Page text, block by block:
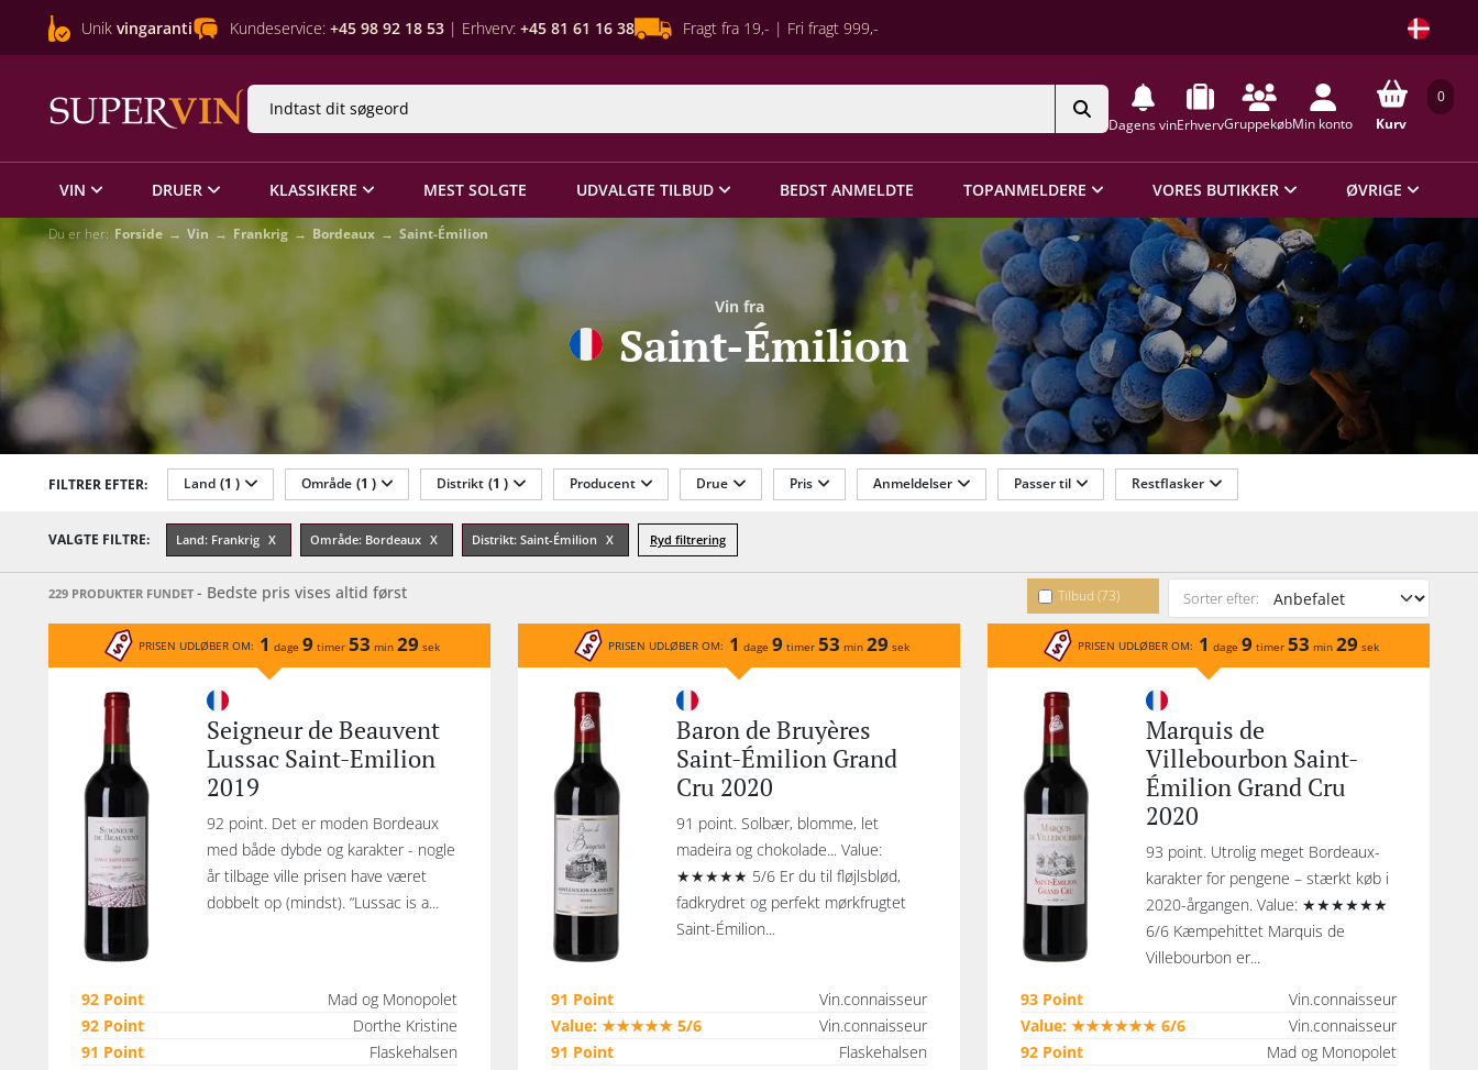
Unik vingaranti Kundeservice: +45 98 92 18 53 | Erhverv: +45 81 61 16 38 Fragt fra 19,- | Fri fragt 999,-
Dagens vinErhvervGruppekøbMin konto
0
Kurv
VIN DRUER KLASSIKERE MEST SOLGTE UDVALGTE TILBUD BEDST ANMELDTE TOPANMELDERE VORES BUTIKKER ØVRIGE
Du er her: Forside Vin Frankrig Bordeaux Saint-Émilion
Vin fra
Saint-Émilion
FILTRER EFTER: Land (1 ) Område (1 ) Distrikt (1 ) Producent Drue Pris Anmeldelser Passer til Restflasker
Alkohol-% Årgang Sødmegrad Tannin Økologisk
VALGTE FILTRE: Land: Frankrig Område: Bordeaux Distrikt: Saint-Émilion Ryd filtrering
229 PRODUKTER FUNDET - Bedste pris vises altid først Tilbud (73) Sorter efter:
PRISEN UDLØBER OM: 1 dage 9 timer 53 min 29 sek
Seigneur de Beauvent
Lussac Saint-Emilion
2019
92 point. Det er moden Bordeaux
med både dybde og karakter - nogle
år tilbage ville prisen have været
dobbelt op (mindst). “Lussac is a...
92 Point
Mad og Monopolet
92 Point
Dorthe Kristine
91 Point
Flaskehalsen
PRISEN UDLØBER OM: 1 dage 9 timer 53 min 29 sek
Baron de Bruyères
Saint-Émilion Grand
Cru 2020
91 point. Solbær, blomme, let
madeira og chokolade... Value:
★★★★★ 5/6 Er du til fløjlsblød,
fadkrydret og perfekt mørkfrugtet
Saint-Émilion...
91 Point
Vin.connaisseur
Value: ★★★★★ 5/6
Vin.connaisseur
91 Point
Flaskehalsen
PRISEN UDLØBER OM: 1 dage 9 timer 53 min 29 sek
Marquis de
Villebourbon Saint-
Émilion Grand Cru
2020
93 point. Utrolig meget Bordeaux-
karakter for pengene – stærkt køb i
2020-årgangen. Value: ★★★★★★
6/6 Kæmpehittet Marquis de
Villebourbon er...
93 Point
Vin.connaisseur
Value: ★★★★★★ 6/6
Vin.connaisseur
92 Point
Mad og Monopolet